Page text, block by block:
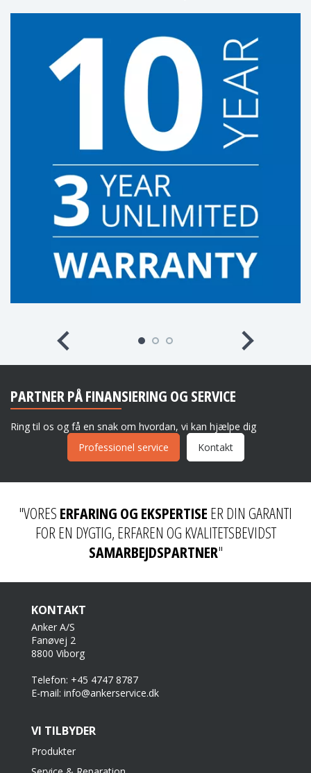
PARTNER PÅ FINANSIERING OG SERVICE
Ring til os og få en snak om hvordan, vi kan hjælpe dig
Professionel service
Kontakt
"VORES ERFARING OG EKSPERTISE ER DIN GARANTI
FOR EN DYGTIG, ERFAREN OG KVALITETSBEVIDST
SAMARBEJDSPARTNER"
KONTAKT
Anker A/S
Fanøvej 2
8800 Viborg
Telefon: +45 4747 8787
E-mail: info@ankerservice.dk
VI TILBYDER
Produkter